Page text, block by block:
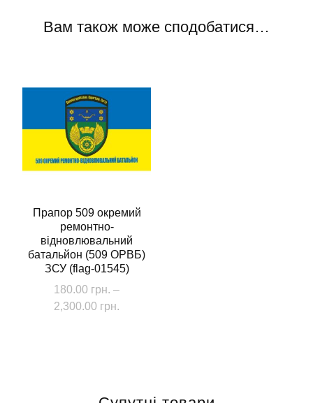
Вам також може сподобатися…
Прапор 509 окремий
ремонтно-
відновлювальний
батальйон (509 ОРВБ)
ЗСУ (flag-01545)
180.00 грн. –
2,300.00 грн.